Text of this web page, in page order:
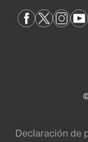
Declaración de